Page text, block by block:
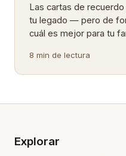
Las cartas de
tu legado — pero de
cuál es mejor para tu
8 min de lectura
Explorar